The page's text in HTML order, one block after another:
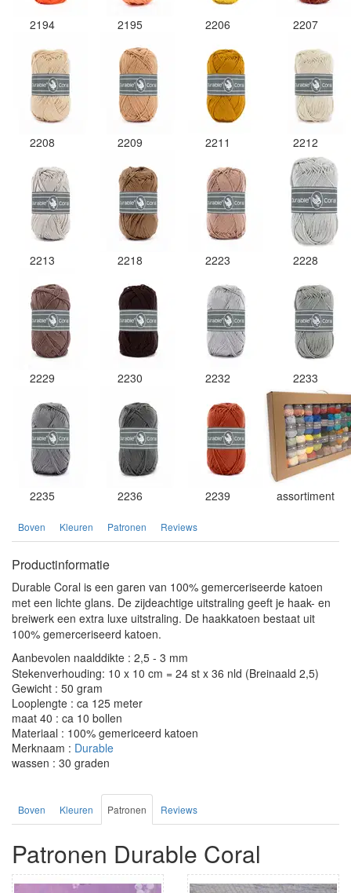
2194 2195 2206 2207
2208 2209 2211 2212
2213 2218 2223 2228
2229 2230 2232 2233
2235 2236 2239 assortiment
Boven Kleuren Patronen Reviews
Productinformatie
Durable Coral is een garen van 100% gemerceriseerde katoen
met een lichte glans. De zijdeachtige uitstraling geeft je haak- en
breiwerk een extra luxe uitstraling. De haakkatoen bestaat uit
100% gemerceriseerd katoen.
Aanbevolen naalddikte : 2,5 - 3 mm
Stekenverhouding: 10 x 10 cm = 24 st x 36 nld (Breinaald 2,5)
Gewicht : 50 gram
Looplengte : ca 125 meter
maat 40 : ca 10 bollen
Materiaal : 100% gemericeerd katoen
Merknaam : Durable
wassen : 30 graden
Boven Kleuren Patronen Reviews
Patronen Durable Coral